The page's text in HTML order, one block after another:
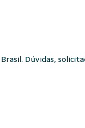
Dúvidas,